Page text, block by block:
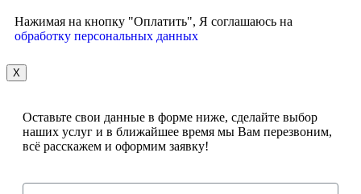
Нажимая на кнопку "Оплатить", Я соглашаюсь на
обработку персональных данных
X
Оставьте свои данные в форме ниже, сделайте выбор
наших услуг и в ближайшее время мы Вам перезвоним,
всё расскажем и оформим заявку!